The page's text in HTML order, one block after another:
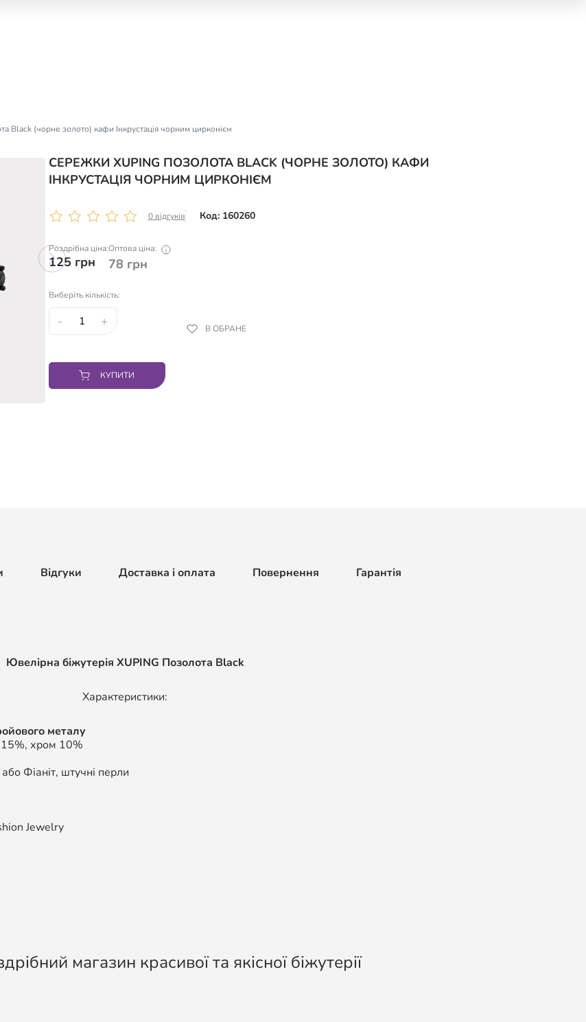
Black (чорне золото) кафи Інкрустація чорним цирконієм
СЕРЕЖКИ XUPING ПОЗОЛОТА BLACK (ЧОРНЕ ЗОЛОТО) КАФИ
ІНКРУСТАЦІЯ ЧОРНИМ ЦИРКОНІЄМ
0 відгуків Код: 160260
Роздрібна ціна:
125 грн
Оптова ціна:
78 грн
Виберіть кількість:
- + В ОБРАНЕ
КУПИТИ
Відгуки Доставка і оплата Повернення Гарантія
Ювелірна біжутерія XUPING Позолота Black
Характеристики:
металу
15%, хром 10%
Фіаніт, штучні перли
Jewelry
магазин красивої та якісної біжутерії